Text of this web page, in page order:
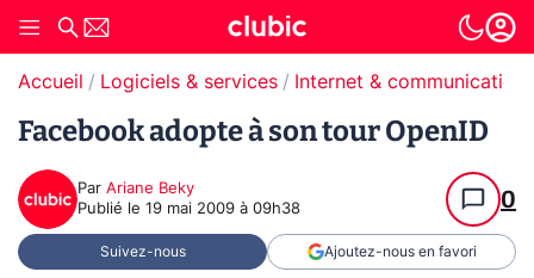
Accueil Logiciels & services Internet & communication
Facebook adopte à son tour OpenID
Par Ariane Beky
Publié le 19 mai 2009 à 09h38 0
Suivez-nous Ajoutez-nous en favori